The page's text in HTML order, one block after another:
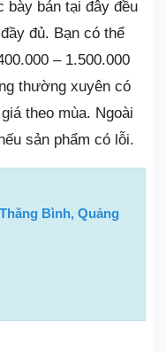
bày bán tại đây đều
đủ. Bạn có thể
– 1.500.000
thường xuyên có
theo mùa. Ngoài
sản phẩm có lỗi.
Bình, Quảng